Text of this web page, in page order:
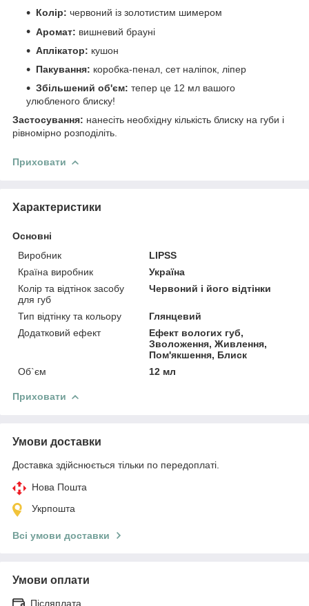
Колір: червоний із золотистим шимером
Аромат: вишневий брауні
Аплікатор: кушон
Пакування: коробка-пенал, сет наліпок, ліпер
Збільшений об'єм: тепер це 12 мл вашого
улюбленого блиску!
Застосування: нанесіть необхідну кількість блиску на губи і
рівномірно розподіліть.
Приховати
Характеристики
Основні
Виробник
LIPSS
Країна виробник
Україна
Колір та відтінок засобу
для губ
Червоний і його відтінки
Тип відтінку та кольору
Глянцевий
Додатковий ефект
Ефект вологих губ,
Зволоження, Живлення,
Пом'якшення, Блиск
Об`єм
12 мл
Приховати
Умови доставки
Доставка здійснюється тільки по передоплаті.
Нова Пошта
Укрпошта
Всі умови доставки
Умови оплати
Післяплата